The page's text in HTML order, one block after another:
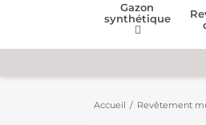
Gazon
synthétique
Accueil Revêtement